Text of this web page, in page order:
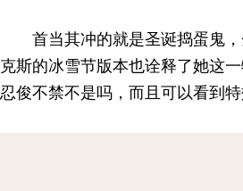
首当其冲的就是圣诞捣蛋鬼
克斯的冰雪节版本也诠释了她这
忍俊不禁不是吗，而且可以看到